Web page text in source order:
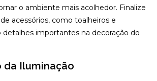
o ambiente mais acolhedor. Finalize
acessórios, como toalheiros e
detalhes importantes na decoração do
da Iluminação